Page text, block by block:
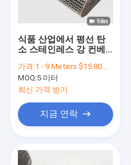
식품 산업에서 평선 탄
소 스테인레스 강 컨베
가격:1 - 9 Meters $15.80， 10 - 99 Meters $14.80， >=100 Meters $13.80
MOQ:5 미터
최신 가격 받기
지금 연락